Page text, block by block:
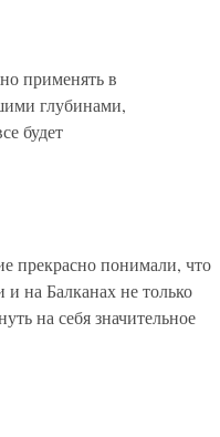
применять в
глубинами,
будет
прекрасно понимали, что
на Балканах не только
на себя значительное